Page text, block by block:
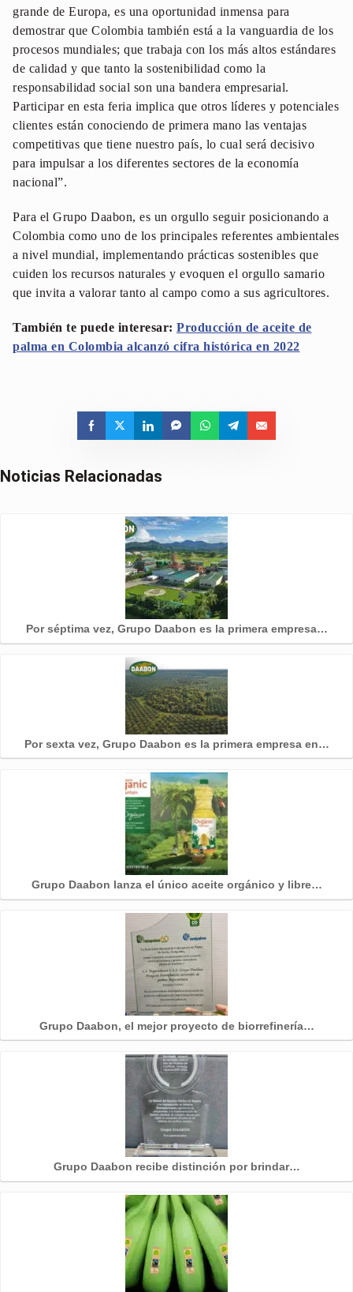
grande de Europa, es una oportunidad inmensa para
demostrar que Colombia también está a la vanguardia de los
procesos mundiales; que trabaja con los más altos estándares
de calidad y que tanto la sostenibilidad como la
responsabilidad social son una bandera empresarial.
Participar en esta feria implica que otros líderes y potenciales
clientes están conociendo de primera mano las ventajas
competitivas que tiene nuestro país, lo cual será decisivo
para impulsar a los diferentes sectores de la economía
nacional”.
Para el Grupo Daabon, es un orgullo seguir posicionando a
Colombia como uno de los principales referentes ambientales
a nivel mundial, implementando prácticas sostenibles que
cuiden los recursos naturales y evoquen el orgullo samario
que invita a valorar tanto al campo como a sus agricultores.
También te puede interesar: Producción de aceite de
palma en Colombia alcanzó cifra histórica en 2022
Noticias Relacionadas
Por séptima vez, Grupo Daabon es la primera empresa…
Por sexta vez, Grupo Daabon es la primera empresa en…
Grupo Daabon lanza el único aceite orgánico y libre…
Grupo Daabon, el mejor proyecto de biorrefinería…
Grupo Daabon recibe distinción por brindar…